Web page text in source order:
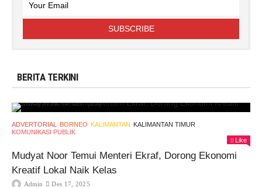
BERITA TERKINI
ADVERTORIAL BORNEO KALIMANTAN KALIMANTAN TIMUR
KOMUNIKASI PUBLIK
Like
Mudyat Noor Temui Menteri Ekraf, Dorong Ekonomi
Kreatif Lokal Naik Kelas
Admin Des 17, 2025